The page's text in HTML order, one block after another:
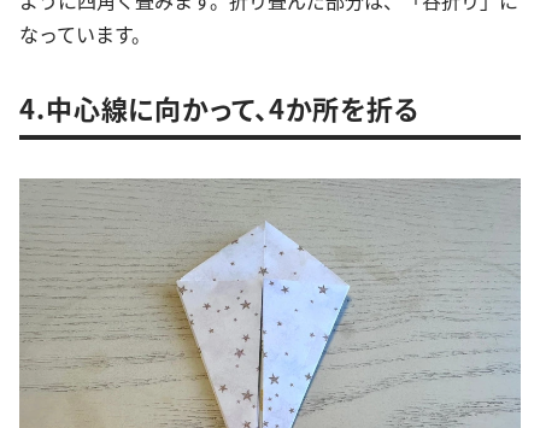
なっています。
4.中心線に向かって、4か所を折る